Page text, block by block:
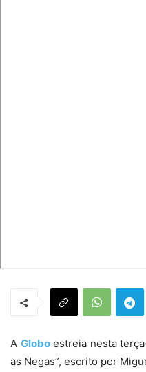
A Globoestreia nesta
as Negas”, escrito por